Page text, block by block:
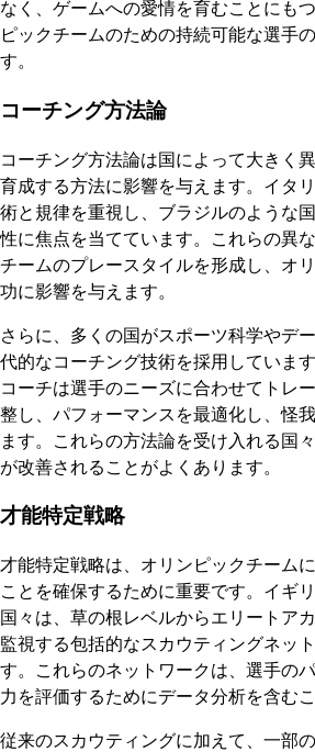
なく、ゲームへの愛情を育むことにも
ピックチームのための持続可能な選手
す。
コーチング方法論
コーチング方法論は国によって大きく
育成する方法に影響を与えます。イタ
術と規律を重視し、ブラジルのような
性に焦点を当てています。これらの異
チームのプレースタイルを形成し、オ
功に影響を与えます。
さらに、多くの国がスポーツ科学やデ
代的なコーチング技術を採用していま
コーチは選手のニーズに合わせてトレ
整し、パフォーマンスを最適化し、怪
ます。これらの方法論を受け入れる国
が改善されることがよくあります。
才能特定戦略
才能特定戦略は、オリンピックチーム
ことを確保するために重要です。イギ
国々は、草の根レベルからエリートア
監視する包括的なスカウティングネッ
す。これらのネットワークは、選手の
力を評価するためにデータ分析を含む
従来のスカウティングに加えて、一部